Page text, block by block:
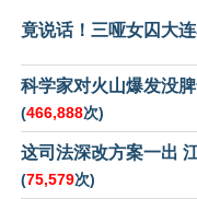
竟说话！三哑女囚大
科学家对火山爆发没
(466,888次)
这司法深改方案一出
(75,579次)